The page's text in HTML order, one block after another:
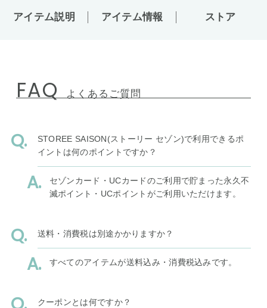
アイテム説明 アイテム情報 ストア
FAQ よくあるご質問
STOREE SAISON(ストーリー セゾン)で利用できるポ
イントは何のポイントですか？
セゾンカード・UCカードのご利用で貯まった永久不
滅ポイント・UCポイントがご利用いただけます。
送料・消費税は別途かかりますか？
すべてのアイテムが送料込み・消費税込みです。
クーポンとは何ですか？